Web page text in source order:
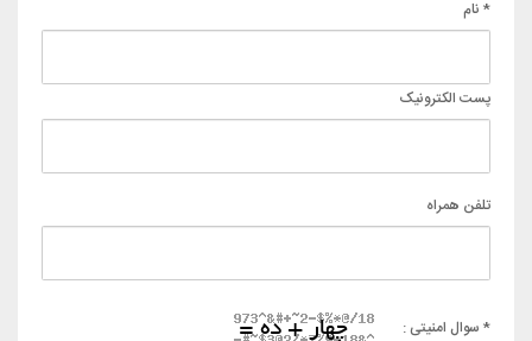
* نام
پست الکترونیک
تلفن همراه
* سوال امنیتی :